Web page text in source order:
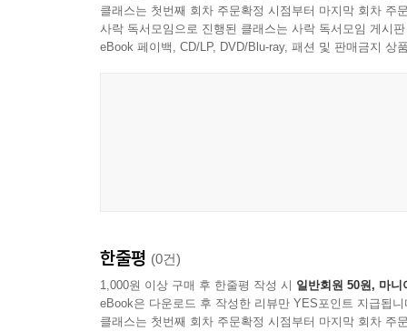
클래스는 첫번째 회차 주문확정 시점부터 마지막 회차 주
사락 독서모임으로 진행된 클래스는 사락 독서모임 게시
eBook 페이백, CD/LP, DVD/Blu-ray, 패션 및 판매금지 상
한줄평 (0건)
1,000원 이상 구매 후 한줄평 작성 시 일반회원 50원, 마니
eBook은 다운로드 후 작성한 리뷰만 YES포인트 지급됩니
클래스는 첫번째 회차 주문확정 시점부터 마지막 회차 주